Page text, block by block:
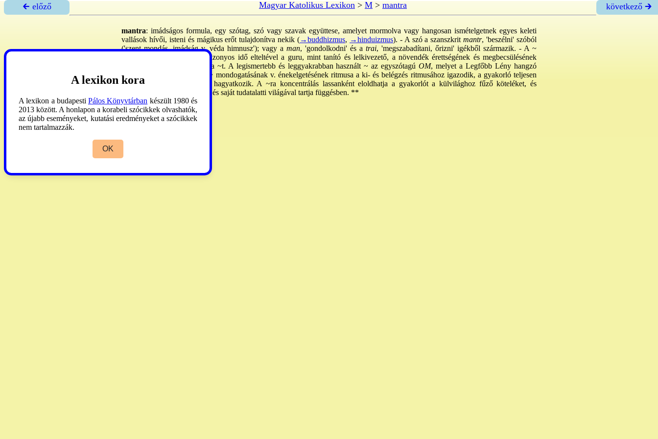
🡰 előző Magyar Katolikus Lexikon> M> mantra következő 🡲
mantra: imádságos formula, egy szótag, szó vagy szavak együttese, amelyet mormolva vagy hangosan ismételgetnek egyes keleti
vallások hívői, isteni és mágikus erőt tulajdonítva nekik (→buddhizmus, →hinduizmus). - A szó a szanszkrit mantr, 'beszélni' szóból
('szent mondás, imádság v, véda himnusz'); vagy a man, 'gondolkodni' és a trai, 'megszabadítani, őrizni' igékből származik. - A ~
mindig személyre szabott, bizonyos idő elteltével a guru, mint tanító és lelkivezető, a növendék érettségének és megbecsülésének
jeleként választja és adja át a ~t. A legismertebb és leggyakrabban használt ~ az egyszótagú OM, melyet a Legfőbb Lény hangzó
szimbólumának tartanak. A ~ mondogatásának v. énekelgetésének ritmusa a ki- és belégzés ritmusához igazodik, a gyakorló teljesen
önmagára és belső világára hagyatkozik. A ~ra koncentrálás lassanként eloldhatja a gyakorlót a külvilághoz fűző köteléket, és
egyoldalúan csak önmagával és saját tudatalatti világával tartja függésben. **
Schütz1993:247.
A lexikon kora
A lexikon a budapesti Pálos Könyvtárban készült 1980 és
2013 között. A honlapon a korabeli szócikkek olvashatók,
az újabb eseményeket, kutatási eredményeket a szócikkek
nem tartalmazzák.
OK